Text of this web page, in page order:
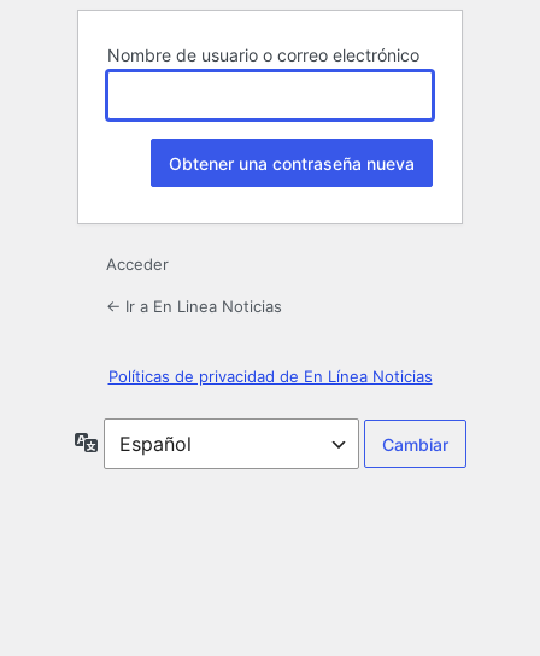
Nombre de usuario o correo electrónico
Acceder
← Ir a En Linea Noticias
Políticas de privacidad de En Línea Noticias
Idioma